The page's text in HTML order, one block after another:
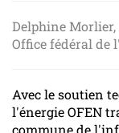
Delphine
Office fédéral de
Avec le soutien
l'énergie OFEN